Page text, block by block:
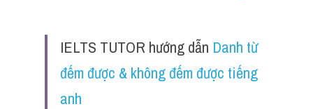
Verb
Cấu trúc câu
IELTS TUTOR hướng dẫn Danh từ
đếm được & không đếm được tiếng
anh